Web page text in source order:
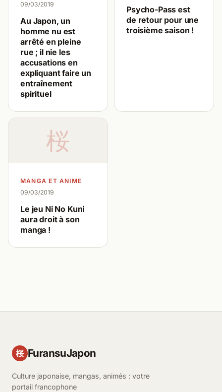
09/03/2019
Au Japon, un
homme nu est
arrêté en pleine
rue ; il nie les
accusations en
expliquant faire un
entraînement
spirituel
Psycho-Pass est
de retour pour une
troisième saison !
桜
MANGA ET ANIME
09/03/2019
Le jeu Ni No Kuni
aura droit à son
manga !
桜 FuransuJapon
Culture japonaise, mangas, animés : votre
portail francophone